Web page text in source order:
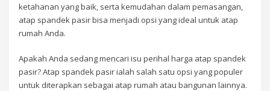
ketahanan yang baik, serta kemudahan dalam pemasangan,
atap spandek pasir bisa menjadi opsi yang ideal untuk atap
rumah Anda.
Apakah Anda sedang mencari isu perihal harga atap spandek
pasir? Atap spandek pasir ialah salah satu opsi yang populer
untuk diterapkan sebagai atap rumah atau bangunan lainnya.